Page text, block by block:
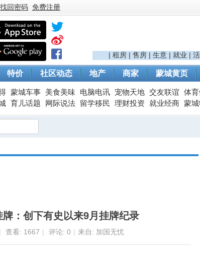
找回密码 免费注册
| 租房 | 售房 | 生意 | 就业 |
特价 社区动态 地产 商家 蒙城黄页
蒙城车事 美食美味 电脑电讯 宠物天地 交友联谊 体
育儿话题 网际说法 留学移民 理财投资 就业经商 蒙
：创下有史以来9月挂牌纪录
查看: 1667 | 评论: 0 | 来自: 加国无忧